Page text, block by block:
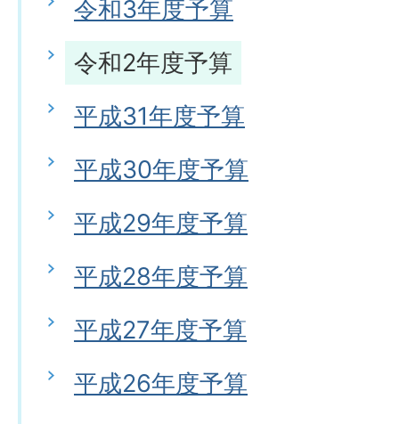
令和3年度予算
令和2年度予算
平成31年度予算
平成30年度予算
平成29年度予算
平成28年度予算
平成27年度予算
平成26年度予算